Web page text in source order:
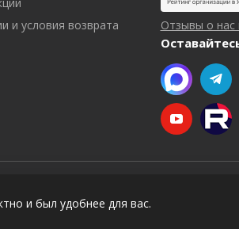
и условия возврата
Отзывы о нас
и был удобнее для вас.